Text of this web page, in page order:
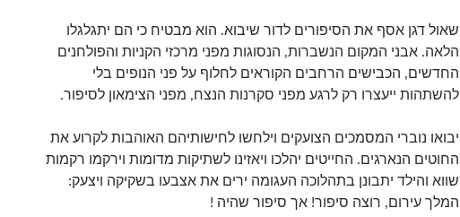
שאול דגן אסף את הסיפורים לדור שיבוא. הוא מבטיח כי הם יתגלגלו
הלאה. אבני המקום הנשברות, הנסוגות מפני מרכזי הקניות והפולחנים
החדשים, הכבישים הרחבים הקוראים לחלוף על פני הנופים בלי
להשתהות ייעצרו רק לרגע מפני סקרנות הנצח, מפני הצימאון לסיפור.
יבואו נוברי המסמכים הצועקים וילחשו לחישותיהם האוהבות לקרוע את
החוטים הנארגים. החייטים יהלכו ויאזינו לשתיקות מדומות וירקמו רקמות
שווא והילד יתבונן בתהלוכה העגומה ירים את אצבעו בשקיקה ויצעק:
המלך עירום, רוצה סיפור! אך סיפור שהיה !